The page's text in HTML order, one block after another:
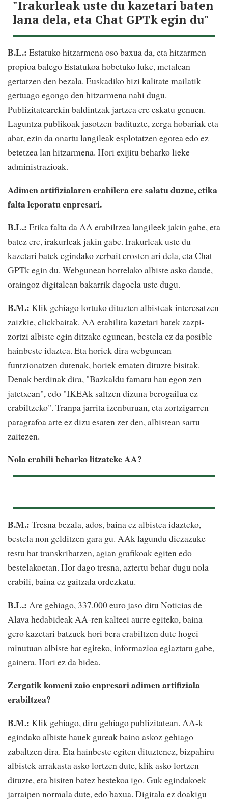
"Irakurleak uste du kazetari baten
lana dela, eta Chat GPTk egin du"
B.L.: Estatuko hitzarmena oso baxua da, eta hitzarmen
propioa balego Estatukoa hobetuko luke, metalean
gertatzen den bezala. Euskadiko bizi kalitate mailatik
gertuago egongo den hitzarmena nahi dugu.
Publizitatearekin baldintzak jartzea ere eskatu genuen.
Laguntza publikoak jasotzen badituzte, zerga hobariak eta
abar, ezin da onartu langileak esplotatzen egotea edo ez
betetzea lan hitzarmena. Hori exijitu beharko lieke
administrazioak.
Adimen artifizialaren erabilera ere salatu duzue, etika
falta leporatu enpresari.
B.L.: Etika falta da AA erabiltzea langileek jakin gabe, eta
batez ere, irakurleak jakin gabe. Irakurleak uste du
kazetari batek egindako zerbait erosten ari dela, eta Chat
GPTk egin du. Webgunean horrelako albiste asko daude,
oraingoz digitalean bakarrik dagoela uste dugu.
B.M.: Klik gehiago lortuko dituzten albisteak interesatzen
zaizkie, clickbaitak. AA erabilita kazetari batek zazpi-
zortzi albiste egin ditzake egunean, bestela ez da posible
hainbeste idaztea. Eta horiek dira webgunean
funtzionatzen dutenak, horiek ematen dituzte bisitak.
Denak berdinak dira, "Bazkaldu famatu hau egon zen
jatetxean", edo "IKEAk saltzen dizuna berogailua ez
erabiltzeko". Tranpa jarrita izenburuan, eta zortzigarren
paragrafoa arte ez dizu esaten zer den, albistean sartu
zaitezen.
Nola erabili beharko litzateke AA?
B.M.: Tresna bezala, ados, baina ez albistea idazteko,
bestela non gelditzen gara gu. AAk lagundu diezazuke
testu bat transkribatzen, agian grafikoak egiten edo
bestelakoetan. Hor dago tresna, aztertu behar dugu nola
erabili, baina ez gaitzala ordezkatu.
B.L.: Are gehiago, 337.000 euro jaso ditu Noticias de
Alava hedabideak AA-ren kalteei aurre egiteko, baina
gero kazetari batzuek hori bera erabiltzen dute hogei
minutuan albiste bat egiteko, informazioa egiaztatu gabe,
gainera. Hori ez da bidea.
Zergatik komeni zaio enpresari adimen artifiziala
erabiltzea?
B.M.: Klik gehiago, diru gehiago publizitatean. AA-k
egindako albiste hauek gureak baino askoz gehiago
zabaltzen dira. Eta hainbeste egiten dituztenez, bizpahiru
albistek arrakasta asko lortzen dute, klik asko lortzen
dituzte, eta bisiten batez bestekoa igo. Guk egindakoek
jarraipen normala dute, edo baxua. Digitala ez doakigu